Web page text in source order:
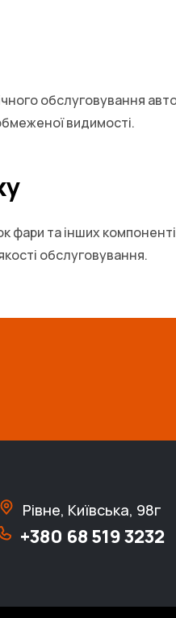
обслуговування
видимості.
фари та інших
обслуговування.
Рівне, Київська, 98г
+380 68 519 3232